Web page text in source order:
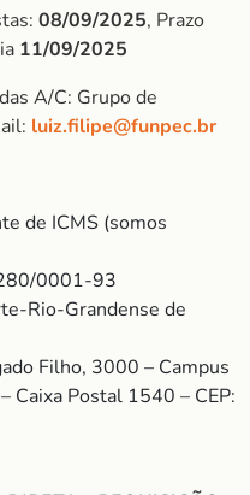
08/09/2025, Prazo
11/09/2025
A/C: Grupo de
luiz.filipe@funpec.br
de ICMS (somos
0001-93
Rio-Grandense de
Filho, 3000 – Campus
Caixa Postal 1540 – CEP: